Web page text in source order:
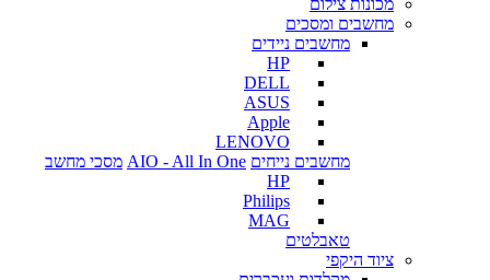
מחשבים ומסכים
מחשבים ניידים
HP
DELL
ASUS
Apple
LENOVO
מחשבים נייחים AIO - All In One מסכי מחשב
HP
Philips
MAG
טאבלטים
ציוד היקפי